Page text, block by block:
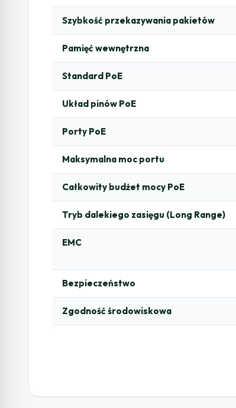
Szybkość przekazywania pakietów
Pamięć wewnętrzna
Standard PoE
Układ pinów PoE
Porty PoE
Maksymalna moc portu
Całkowity budżet mocy PoE
Tryb dalekiego zasięgu (Long Range)
EMC
Bezpieczeństwo
Zgodność środowiskowa